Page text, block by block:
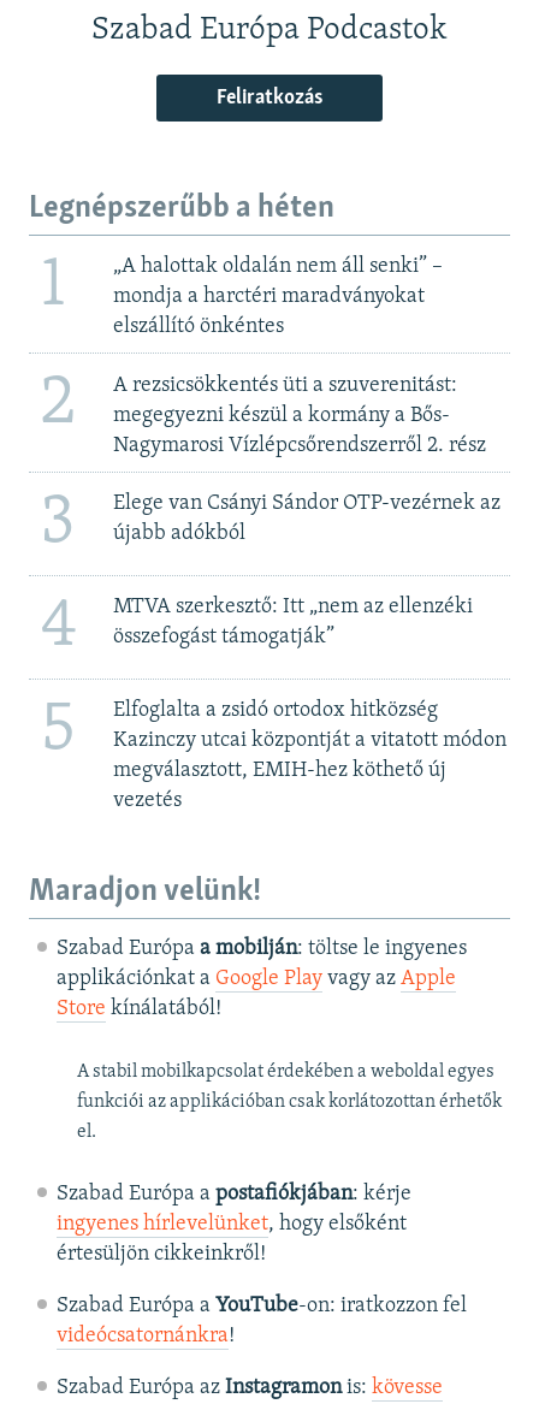
Szabad Európa Podcastok
Feliratkozás
Legnépszerűbb a héten
1
„A halottak oldalán nem áll senki” –
mondja a harctéri maradványokat
elszállító önkéntes
2
A rezsicsökkentés üti a szuverenitást:
megegyezni készül a kormány a Bős-
Nagymarosi Vízlépcsőrendszerről 2. rész
3
Elege van Csányi Sándor OTP-vezérnek az
újabb adókból
4
MTVA szerkesztő: Itt „nem az ellenzéki
összefogást támogatják”
5
Elfoglalta a zsidó ortodox hitközség
Kazinczy utcai központját a vitatott módon
megválasztott, EMIH-hez köthető új
vezetés
Maradjon velünk!
Szabad Európa a mobilján: töltse le ingyenes
applikációnkat a Google Playvagy az Apple
Store kínálatából!
A stabil mobilkapcsolat érdekében a weboldal egyes
funkciói az applikációban csak korlátozottan érhetők
el.
Szabad Európa a postafiókjában: kérje
ingyenes hírlevelünket, hogy elsőként
értesüljön cikkeinkről!
Szabad Európa a YouTube-on: iratkozzon fel
videócsatornánkra!
Szabad Európa az Instagramonis: kövesse